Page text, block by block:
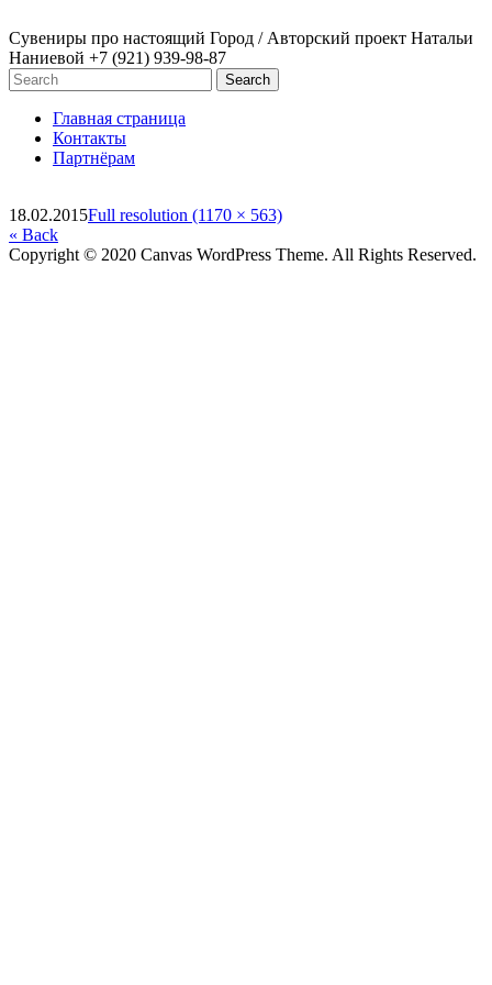
Сувениры про настоящий Город / Авторский проект Натальи
Наниевой +7 (921) 939-98-87
Главная страница
Контакты
Партнёрам
18.02.2015Full resolution (1170 × 563)
« Back
Copyright © 2020 Canvas WordPress Theme. All Rights Reserved.